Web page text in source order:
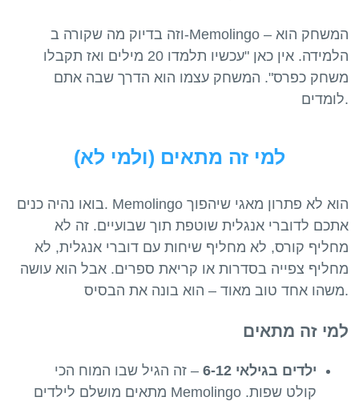
וזה בדיוק מה שקורה ב-Memolingo – המשחק הוא
הלמידה. אין כאן "עכשיו תלמדו 20 מילים ואז תקבלו
משחק כפרס". המשחק עצמו הוא הדרך שבה אתם
למי זה מתאים (ולמי לא)
בואו נהיה כנים. Memolingo הוא לא פתרון מאגי שיהפוך
אתכם לדוברי אנגלית שוטפת תוך שבועיים. זה לא
מחליף קורס, לא מחליף שיחות עם דוברי אנגלית, לא
מחליף צפייה בסדרות או קריאת ספרים. אבל הוא עושה
למי זה מתאים
ילדים בגילאי 6-12
– זה הגיל שבו המוח הכי
קולט שפות. Memolingo מתאים מושלם לילדים